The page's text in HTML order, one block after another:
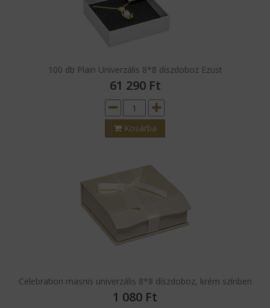
100 db Plain Univerzális 8*8 díszdoboz Ezüst
61 290 Ft
Kosárba
Celebration masnis univerzális 8*8 díszdoboz, krém színben
1 080 Ft